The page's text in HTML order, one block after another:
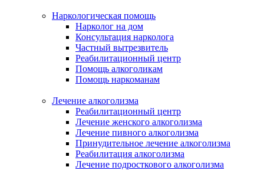
Наркологическая помощь
Нарколог на дом
Консультация нарколога
Частный вытрезвитель
Реабилитационный центр
Помощь алкоголикам
Помощь наркоманам
Лечение алкоголизма
Реабилитационный центр
Лечение женского алкоголизма
Лечение пивного алкоголизма
Принудительное лечение алкоголизма
Реабилитация алкоголизма
Лечение подросткового алкоголизма